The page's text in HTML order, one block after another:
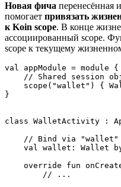
Новая фича перенесённая
помогает привязать
к Koin scope. В конце
ассоциированный scope.
scope к текущему
val appModule = module {
// Shared session
scope("wallet") {
}
class WalletActivity :
// Bind via "wallet"
val wallet: Wallet
override fun
        // ...